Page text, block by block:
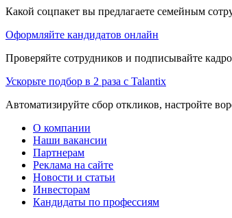
Какой соцпакет вы предлагаете семейным
Оформляйте кандидатов онлайн
Проверяйте сотрудников и подписывайте
Ускорьте подбор в 2 раза с Talantix
Автоматизируйте сбор откликов, настройте
О компании
Наши вакансии
Партнерам
Реклама на сайте
Новости и статьи
Инвесторам
Кандидаты по профессиям